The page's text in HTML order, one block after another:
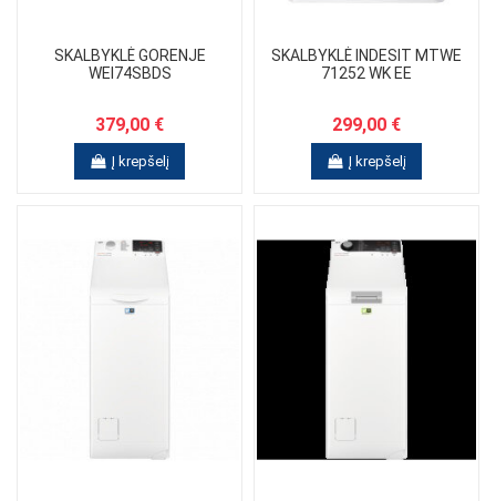
SKALBYKLĖ GORENJE
WEI74SBDS
379,00 €
Į krepšelį
SKALBYKLĖ INDESIT MTWE
71252 WK EE
299,00 €
Į krepšelį